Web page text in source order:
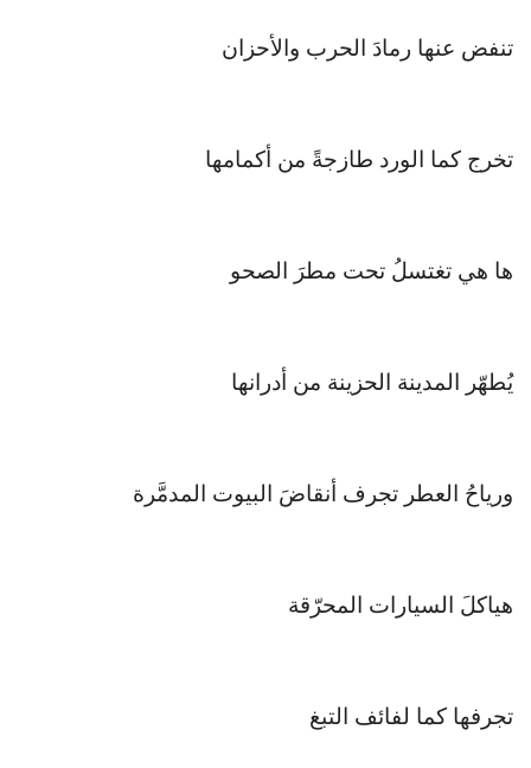
تنفض عنها رمادَ الحرب والأحزان
تخرج كما الورد طازجةً من أكمامها
ها هي تغتسلُ تحت مطرَ الصحو
يُطهّر المدينة الحزينة من أدرانها
ورياحُ العطر تجرف أنقاضَ البيوت المدمَّرة
هياكلَ السيارات المحرّقة
تجرفها كما لفائف التبغ